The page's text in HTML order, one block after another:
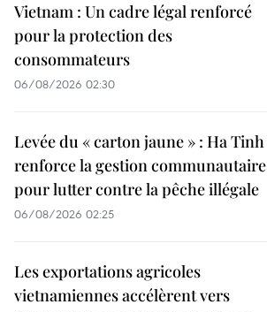
Vietnam : Un cadre légal renforcé
pour la protection des
consommateurs
06/08/2026 02:30
Levée du « carton jaune » : Ha Tinh
renforce la gestion communautaire
pour lutter contre la pêche illégale
06/08/2026 02:25
Les exportations agricoles
vietnamiennes accélèrent vers